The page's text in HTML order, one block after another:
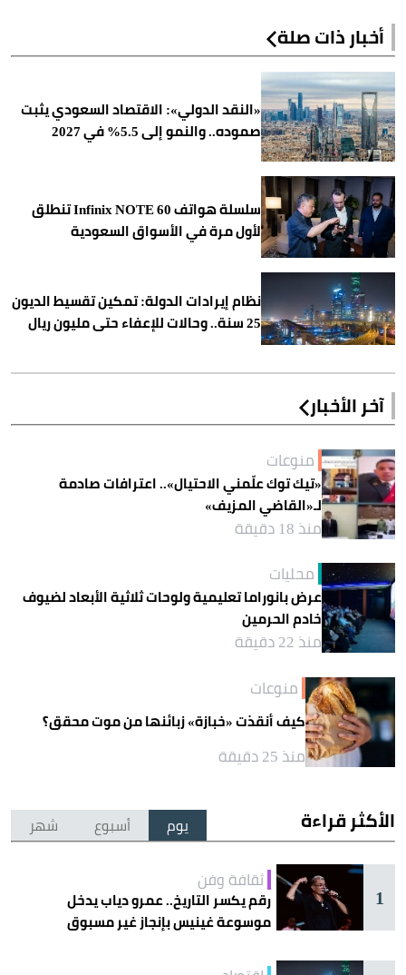
أخبار ذات صلة
«النقد الدولي»: الاقتصاد السعودي يثبت
صموده.. والنمو إلى 5.5% في 2027
سلسلة هواتف Infinix NOTE 60 تنطلق
لأول مرة في الأسواق السعودية
نظام إيرادات الدولة: تمكين تقسيط الديون
25 سنة.. وحالات للإعفاء حتى مليون ريال
آخر الأخبار
منوعات
«تيك توك علّمني الاحتيال».. اعترافات صادمة
لـ«القاضي المزيف»
منذ 18 دقيقة
محليات
عرض بانوراما تعليمية ولوحات ثلاثية الأبعاد لضيوف
خادم الحرمين
منذ 22 دقيقة
منوعات
كيف أنقذت «خبازة» زبائنها من موت محقق؟
منذ 25 دقيقة
الأكثر قراءة يوم أسبوع شهر
1
ثقافة وفن
رقم يكسر التاريخ.. عمرو دياب يدخل
موسوعة غينيس بإنجاز غير مسبوق